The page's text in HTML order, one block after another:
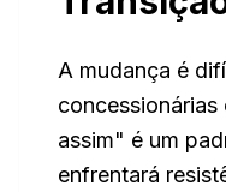
A mudança é
assim" é um
enfrentará